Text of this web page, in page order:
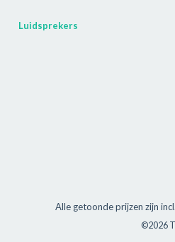
Luidsprekers
Alle getoonde prijzen zijn
©2026